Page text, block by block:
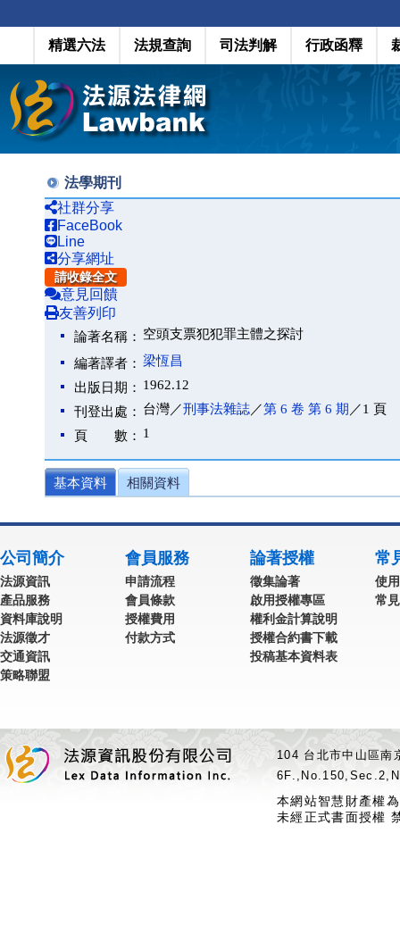
精選六法 法規查詢 司法判解 行政函釋
法學期刊
社群分享
FaceBook
Line
分享網址
請收錄全文
意見回饋
友善列印
論著名稱： 空頭支票犯犯罪主體之探討
編著譯者： 梁恆昌
出版日期： 1962.12
刊登出處： 台灣／刑事法雜誌／第 6 卷 第 6 期 ／1 頁
頁 數： 1
基本資料 相關資料
公司簡介
法源資訊
產品服務
資料庫說明
法源徵才
交通資訊
策略聯盟
會員服務
申請流程
會員條款
授權費用
付款方式
論著授權
徵集論著
啟用授權專區
權利金計算說明
授權合約書下載
投稿基本資料表
常
使
常
104 台北市中山區
本網站智慧財產權
未經正式書面授權